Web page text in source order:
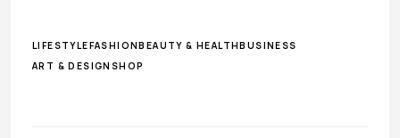
LIFESTYLEFASHIONBEAUTY & HEALTHBUSINESS
ART & DESIGN SHOP